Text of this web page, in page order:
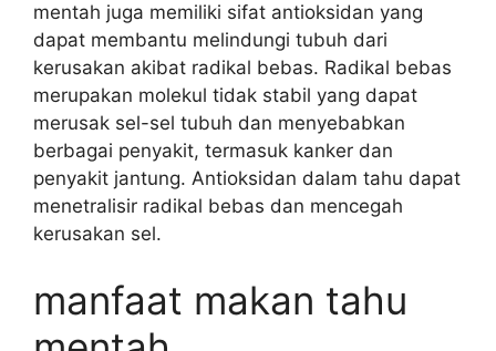
mentah juga memiliki sifat antioksidan yang
dapat membantu melindungi tubuh dari
kerusakan akibat radikal bebas. Radikal bebas
merupakan molekul tidak stabil yang dapat
merusak sel-sel tubuh dan menyebabkan
berbagai penyakit, termasuk kanker dan
penyakit jantung. Antioksidan dalam tahu dapat
menetralisir radikal bebas dan mencegah
kerusakan sel.
manfaat makan tahu